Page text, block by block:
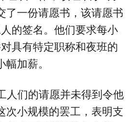
了一份请愿书，该请愿书
的签名。他们要求每小
具有特定职称和夜班的
加薪。
人们的请愿并未得到令他
次小规模的罢工，表明支